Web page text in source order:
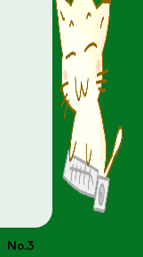
No.3